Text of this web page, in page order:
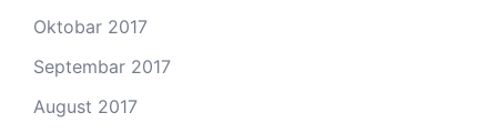
Oktobar 2017
Septembar 2017
August 2017